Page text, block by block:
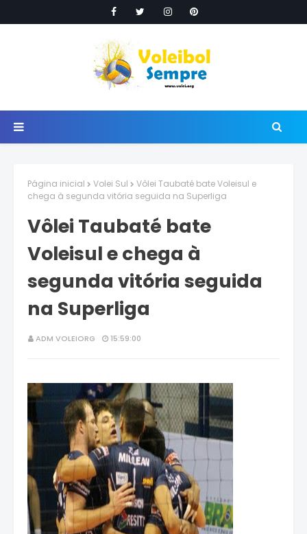
Página inicial Volei Sul
Vôlei Taubaté bate Voleisul e
chega à segunda vitória seguida na Superliga
Vôlei Taubaté bate
Voleisul e chega à
segunda vitória seguida
na Superliga
ADM VOLEIORG 15:59:00